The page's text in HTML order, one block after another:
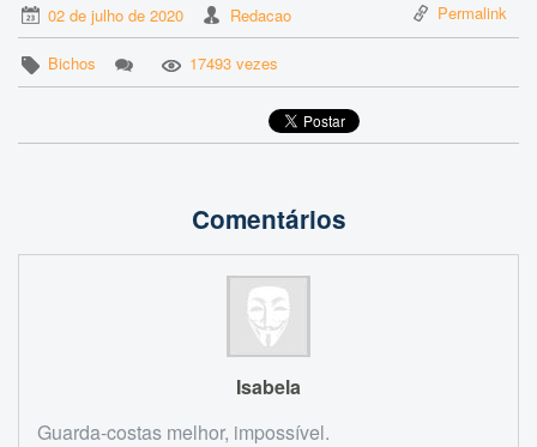
02 de julho de 2020 Redacao Permalink
Bichos 17493 vezes
Comentários
Isabela
Guarda-costas melhor, impossível.